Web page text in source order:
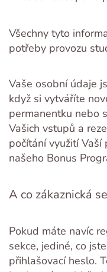
Všechny tyto
potřeby provozu
Vaše osobní údaje
když si vytváříte
permanentku nebo
Vašich vstupů a
počítání využití
našeho Bonus
A co zákaznická
Pokud máte navíc
sekce, jediné, co
přihlašovací heslo.